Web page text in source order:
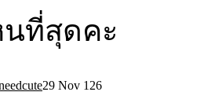
ที่สุดคะ
29 Nov 126